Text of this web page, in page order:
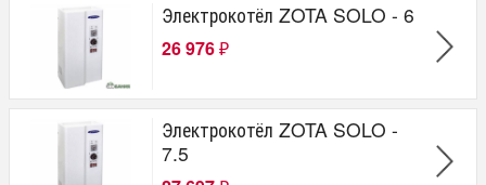
Электрокотёл ZOTA SOLO - 6
26 976 ₽
Электрокотёл ZOTA SOLO -
7.5